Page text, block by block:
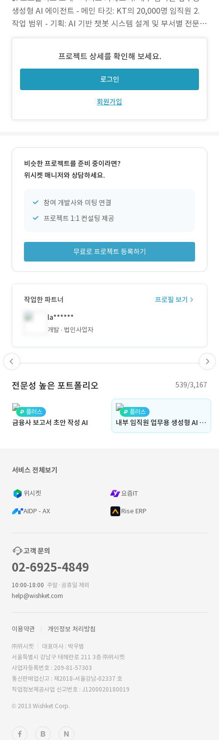
생성형 AI 에이전트 - 메인 타깃: KT의 20,000명 임직원 2.
작업 범위 - 기획: AI 기반 챗봇 시스템 설계 및 부서별 전문
지식 처리 기능 기획 - 개발: 웹 애플리케이션 개발(Blazor, A
lot API 및 고객사 업무 포털 API 연동, A
프로젝트 상세를 확인해 보세요.
로그인
회원가입
비슷한 프로젝트를 준비 중이라면?
위시켓 매니저와 상담하세요.
참여 개발사와 미팅 연결
프로젝트 1:1 컨설팅 제공
무료로 프로젝트 등록하기
작업한 파트너
프로필 보기
la******
개발 법인사업자
전문성 높은 포트폴리오 539/3,167
플러스
금융사 보고서 초안 작성 AI
플러스
내부 임직원 업무용 생성형 AI Agent
서비스 전체보기
위시켓 요즘IT
AIDP - AX Rise ERP
고객 문의
02-6925-4849
10:00-18:00 주말·공휴일 제외
help@wishket.com
이용약관 개인정보 처리방침
㈜위시켓
대표이사 : 박우범
서울특별시 강남구 테헤란로 211 3층 ㈜위시켓
사업자등록번호 : 209-81-57303
통신판매업신고 : 제2018-서울강남-02337 호
직업정보제공사업 신고번호 : J1200020180019
© 2013 Wishket Corp.